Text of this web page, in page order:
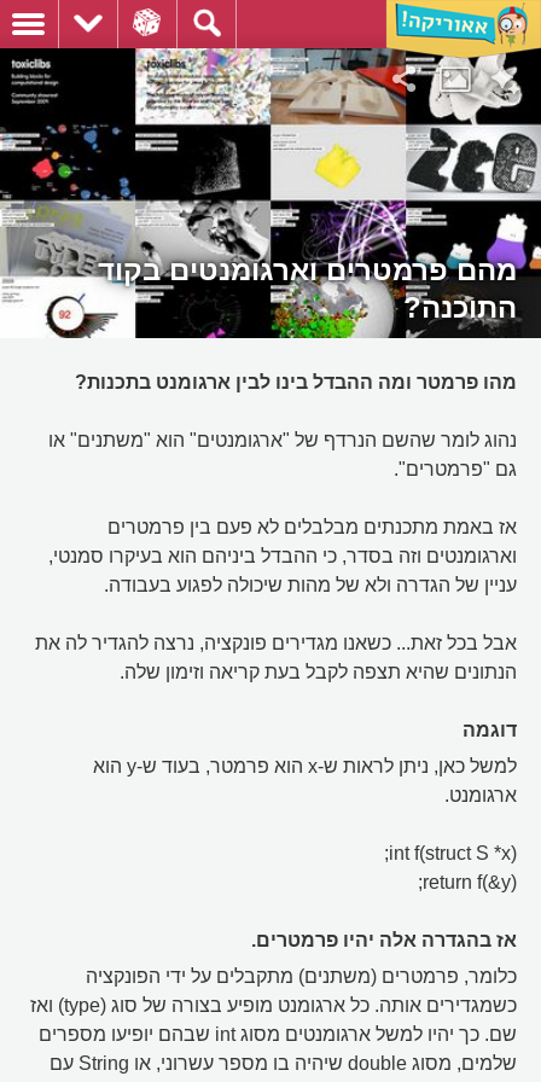
מהם פרמטרים וארגומנטים בקוד
התוכנה?
מהו פרמטר ומה ההבדל בינו לבין ארגומנט בתכנות?
נהוג לומר שהשם הנרדף של "ארגומנטים" הוא "משתנים" או
גם "פרמטרים".
אז באמת מתכנתים מבלבלים לא פעם בין פרמטרים
וארגומנטים וזה בסדר, כי ההבדל ביניהם הוא בעיקרו סמנטי,
עניין של הגדרה ולא של מהות שיכולה לפגוע בעבודה.
אבל בכל זאת... כשאנו מגדירים פונקציה, נרצה להגדיר לה את
הנתונים שהיא תצפה לקבל בעת קריאה וזימון שלה.
דוגמה
למשל כאן, ניתן לראות ש-x הוא פרמטר, בעוד ש-y הוא
ארגומנט.
int f(struct S *x);
return f(&y);
אז בהגדרה אלה יהיו פרמטרים.
כלומר, פרמטרים (משתנים) מתקבלים על ידי הפונקציה
כשמגדירים אותה. כל ארגומנט מופיע בצורה של סוג (type) ואז
שם. כך יהיו למשל ארגומנטים מסוג int שבהם יופיעו מספרים
שלמים, מסוג double שיהיה בו מספר עשרוני, או String עם